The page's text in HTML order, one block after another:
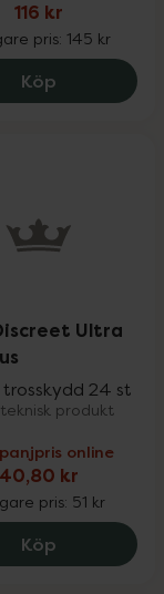
359 kr.
116 kr
pris: 145 kr
Köp
kr.
Ultra
trosskydd 24 st
produkt
online
40,80 kr
pris: 51 kr
Köp TENA